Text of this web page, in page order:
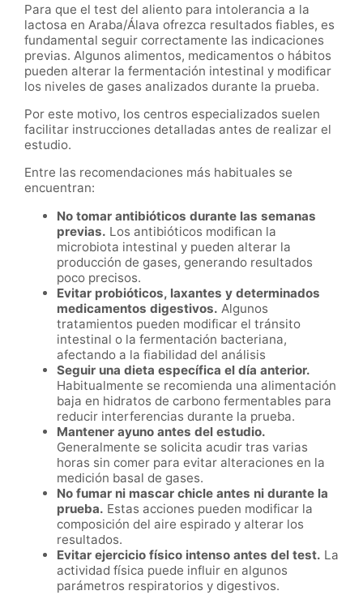
Para que el test del aliento para intolerancia a la
lactosa en Araba/Álava ofrezca resultados fiables, es
fundamental seguir correctamente las indicaciones
previas. Algunos alimentos, medicamentos o hábitos
pueden alterar la fermentación intestinal y modificar
los niveles de gases analizados durante la prueba.
Por este motivo, los centros especializados suelen
facilitar instrucciones detalladas antes de realizar el
estudio.
Entre las recomendaciones más habituales se
encuentran:
No tomar antibióticos durante las semanas
previas. Los antibióticos modifican la
microbiota intestinal y pueden alterar la
producción de gases, generando resultados
poco precisos.
Evitar probióticos, laxantes y determinados
medicamentos digestivos. Algunos
tratamientos pueden modificar el tránsito
intestinal o la fermentación bacteriana,
afectando a la fiabilidad del análisis
Seguir una dieta específica el día anterior.
Habitualmente se recomienda una alimentación
baja en hidratos de carbono fermentables para
reducir interferencias durante la prueba.
Mantener ayuno antes del estudio.
Generalmente se solicita acudir tras varias
horas sin comer para evitar alteraciones en la
medición basal de gases.
No fumar ni mascar chicle antes ni durante la
prueba. Estas acciones pueden modificar la
composición del aire espirado y alterar los
resultados.
Evitar ejercicio físico intenso antes del test. La
actividad física puede influir en algunos
parámetros respiratorios y digestivos.